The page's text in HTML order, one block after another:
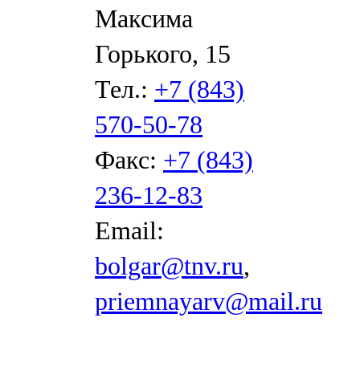
Максима
Горького, 15
Тел.: +7 (843)
570-50-78
Факс: +7 (843)
236-12-83
Email:
bolgar@tnv.ru,
priemnayarv@mail.ru